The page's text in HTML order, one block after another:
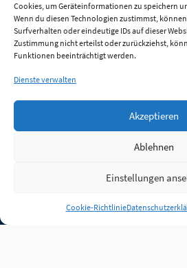
Cookies, um Geräteinformationen zu speichern
Wenn du diesen Technologien zustimmst,
Surfverhalten oder eindeutige IDs auf dieser
Zustimmung nicht erteilst oder zurückziehst,
Funktionen beeinträchtigt werden.
Dienste verwalten
Akzeptieren
Ablehnen
Einstellungen
Cookie-Richtlinie
Anmelden
Jobs Partner FAQ